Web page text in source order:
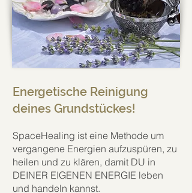
Energetische Reinigung
deines Grundstückes!
SpaceHealing ist eine Methode um
vergangene Energien aufzuspüren, zu
heilen und zu klären, damit DU in
DEINER EIGENEN ENERGIE leben
und handeln kannst.